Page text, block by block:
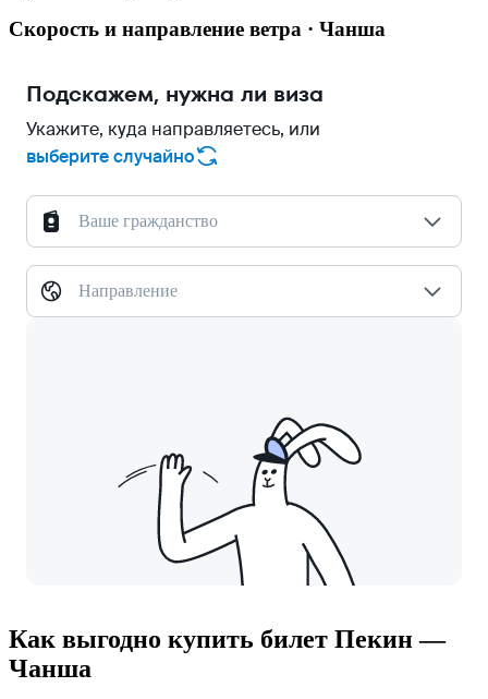
Скорость и направление ветра · Чанша
Подскажем, нужна ли виза
Укажите, куда направляетесь, или
выберите случайно
Ваше гражданство
Направление
Как выгодно купить билет Пекин —
Чанша